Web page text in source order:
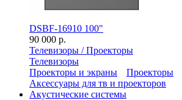
DSBF-16910 100"
90 000 р.
Телевизоры / Проекторы
Телевизоры
Проекторы и экраны
Проекторы
Аксессуары для тв и проекторов
Акустические системы